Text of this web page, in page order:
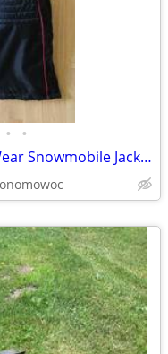
• •
1980's Vintage Yamaha Maxim Wear Snowmobile Jacket and Bibs